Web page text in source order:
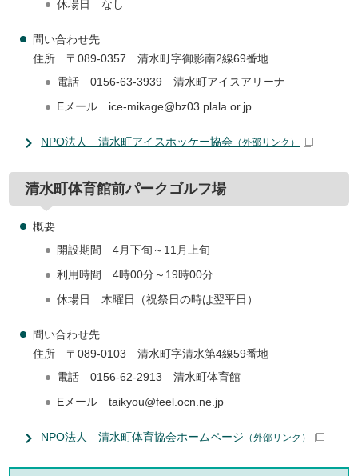
休場日 なし
問い合わせ先
住所 〒089-0357 清水町字御影南2線69番地
電話 0156-63-3939 清水町アイスアリーナ
Eメール ice-mikage@bz03.plala.or.jp
NPO法人 清水町アイスホッケー協会 （外部リンク）
清水町体育館前パークゴルフ場
概要
開設期間 4月下旬～11月上旬
利用時間 4時00分～19時00分
休場日 木曜日（祝祭日の時は翌平日）
問い合わせ先
住所 〒089-0103 清水町字清水第4線59番地
電話 0156-62-2913 清水町体育館
Eメール taikyou@feel.ocn.ne.jp
NPO法人 清水町体育協会ホームページ （外部リンク）